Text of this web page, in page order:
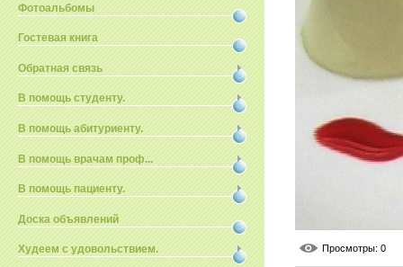
Фотоальбомы
Гостевая книга
Обратная связь
В помощь студенту.
В помощь абитуриенту.
В помощь врачам проф...
В помощь пациенту.
Доска объявлений
Худеем с удовольствием. Просмотры: 0